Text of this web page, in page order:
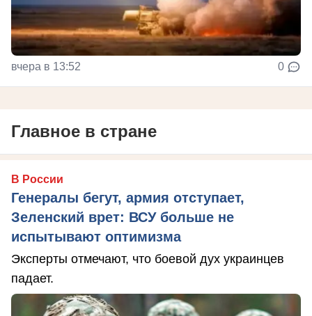
вчера в 13:52 0
Главное в стране
В России
Генералы бегут, армия отступает,
Зеленский врет: ВСУ больше не
испытывают оптимизма
Эксперты отмечают, что боевой дух украинцев
падает.